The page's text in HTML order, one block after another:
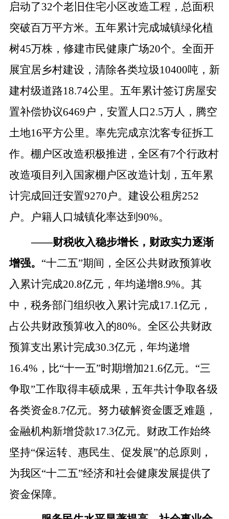
启动了32个老旧住宅小区改造工程，总面积
突破百万平方米。五年累计完成城镇绿化植
树45万株，修建市民健康广场20个。全面开
展宜居乡村建设，清除各类垃圾10400吨，新
建村级道路18.74公里。五年累计签订房屋安
置补偿协议6469户，安置人口2.5万人，腾空
土地16平方公里。率先完成京沈客专征拆工
作。棚户区改造积极推进，全区有7个行政村
改造项目列入国家棚户区改造计划，五年累
计完成回迁安置9270户。建设公租房252
户。户籍人口城镇化率达到90%。
——财税收入稳步增长，财政实力逐渐
增强。 “十二五”期间，全区公共财政预算收
入累计完成20.8亿元，年均递增8.9%。其
中，税务部门组织收入累计完成17.1亿元，
占公共财政预算收入的80%。全区公共财政
预算支出累计完成30.3亿元，年均递增
16.4%，比“十一五”时期增加21.6亿元。“三
争取”工作取得丰硕成果，五年共计争取各级
各类资金8.7亿元。努力破解资金匮乏难题，
金融机构新增贷款17.3亿元。财政工作始终
坚持“保运转、惠民生、促发展”的总原则，
为我区“十二五”经济和社会健康发展提供了
资金保障。